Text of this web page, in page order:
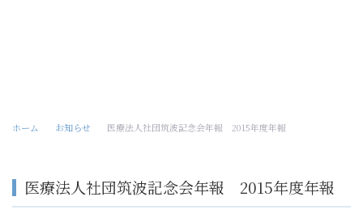
ホーム お知らせ 医療法人社団筑波記念会年報 2015年度年報
医療法人社団筑波記念会年報 2015年度年報